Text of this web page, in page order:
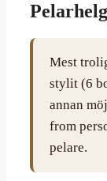
Mest
stylit (6
annan
from
pelare.